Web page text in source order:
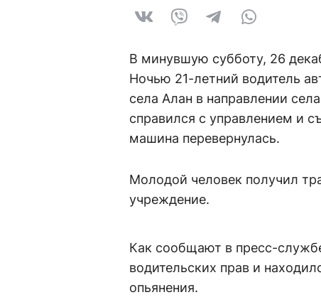
В минувшую субботу, 26
Ночью 21-летний водитель
села Алан в направлении
справился с управлением и
машина перевернулась.
Молодой человек получил
учреждение.
Как сообщают в пресс-
водительских прав и
опьянения.